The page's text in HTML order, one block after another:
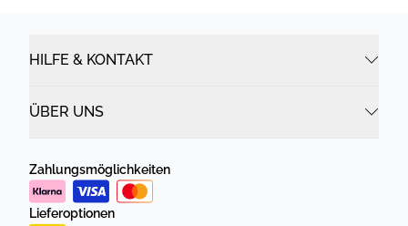
HILFE & KONTAKT
ÜBER UNS
Zahlungsmöglichkeiten
Lieferoptionen